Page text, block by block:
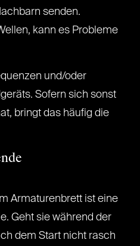
senden.
kann es Probleme
und/oder
Sofern sich sonst
bringt das häufig die
Armaturenbrett ist eine
Geht sie während der
dem Start nicht rasch